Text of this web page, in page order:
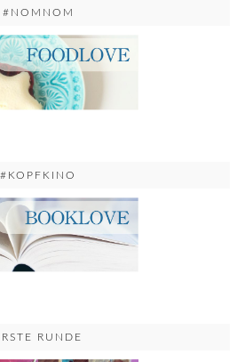
#NOMNOM
#KOPFKINO
RUNDE